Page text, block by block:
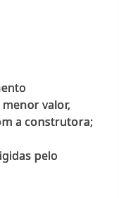
menor valor,
a construtora;
pelo